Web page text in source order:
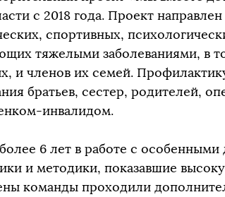
с 2018 года. Проект
спортивных,
тяжелыми заболеваниями, в
и членов их семей.
братьев, сестер, родителей,
инвалидом.
6 лет в работе с особенными
и методики, показавшие
команды проходили